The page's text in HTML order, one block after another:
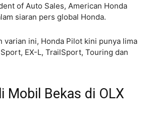
of Auto Sales, American Honda
siaran pers global Honda.
varian ini, Honda Pilot kini punya lima
EX-L, TrailSport, Touring dan
Mobil Bekas di OLX